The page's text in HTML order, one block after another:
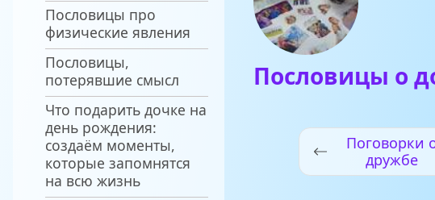
Пословицы про
физические явления
Пословицы,
потерявшие смысл
Что подарить дочке на
день рождения:
создаём моменты,
которые запомнятся
на всю жизнь
Пословицы о
Поговорки
дружбе